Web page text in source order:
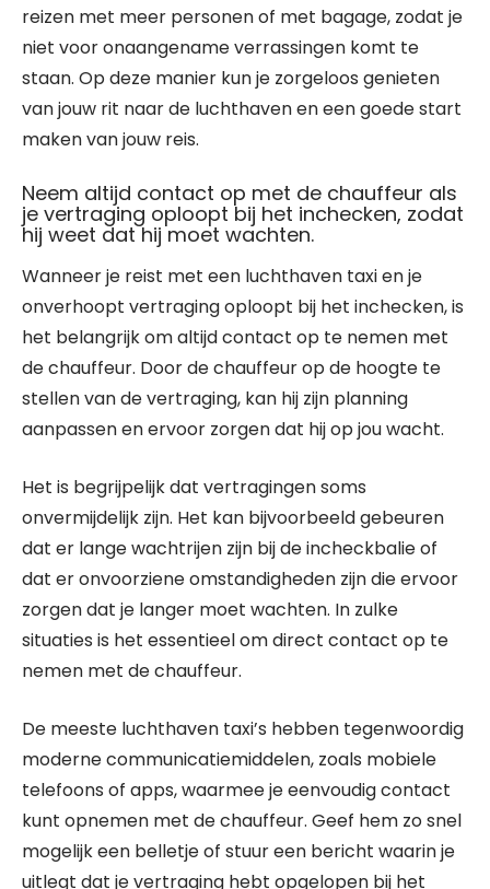
reizen met meer personen of met bagage, zodat je
niet voor onaangename verrassingen komt te
staan. Op deze manier kun je zorgeloos genieten
van jouw rit naar de luchthaven en een goede start
maken van jouw reis.
Neem altijd contact op met de chauffeur als
je vertraging oploopt bij het inchecken, zodat
hij weet dat hij moet wachten.
Wanneer je reist met een luchthaven taxi en je
onverhoopt vertraging oploopt bij het inchecken, is
het belangrijk om altijd contact op te nemen met
de chauffeur. Door de chauffeur op de hoogte te
stellen van de vertraging, kan hij zijn planning
aanpassen en ervoor zorgen dat hij op jou wacht.
Het is begrijpelijk dat vertragingen soms
onvermijdelijk zijn. Het kan bijvoorbeeld gebeuren
dat er lange wachtrijen zijn bij de incheckbalie of
dat er onvoorziene omstandigheden zijn die ervoor
zorgen dat je langer moet wachten. In zulke
situaties is het essentieel om direct contact op te
nemen met de chauffeur.
De meeste luchthaven taxi’s hebben tegenwoordig
moderne communicatiemiddelen, zoals mobiele
telefoons of apps, waarmee je eenvoudig contact
kunt opnemen met de chauffeur. Geef hem zo snel
mogelijk een belletje of stuur een bericht waarin je
uitlegt dat je vertraging hebt opgelopen bij het